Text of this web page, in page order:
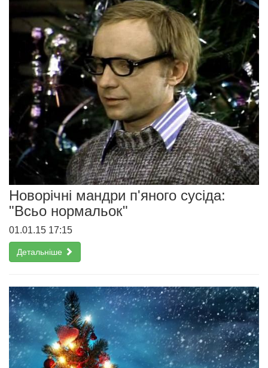
Новорічні мандри п'яного сусіда:
"Всьо нормальок"
01.01.15 17:15
Детальніше